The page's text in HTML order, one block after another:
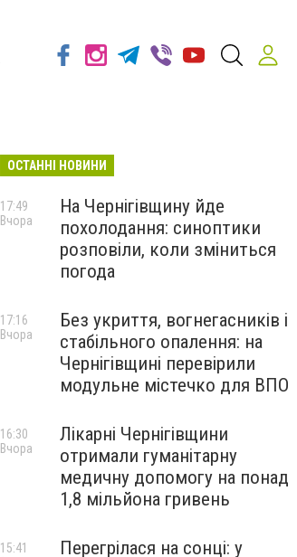
ОСТАННІ НОВИНИ
На Чернігівщину йде
похолодання: синоптики
розповіли, коли зміниться
погода
17:49
Вчора
Без укриття, вогнегасників і
стабільного опалення: на
Чернігівщині перевірили
модульне містечко для ВПО
17:16
Вчора
Лікарні Чернігівщини
отримали гуманітарну
медичну допомогу на понад
1,8 мільйона гривень
16:30
Вчора
Перегрілася на сонці: у
15:41